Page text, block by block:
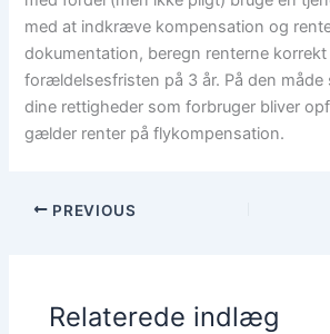
med at indkræve kompensation og
dokumentation, beregn renterne
forældelsesfristen på 3 år. På den måde
dine rettigheder som forbruger bliver
gælder renter på flykompensation.
PREVIOUS
Relaterede indlæg